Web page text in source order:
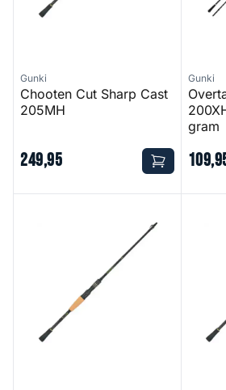
Gunki
Chooten Cut Sharp Cast
205MH
249,95
Gunki
gram
109,